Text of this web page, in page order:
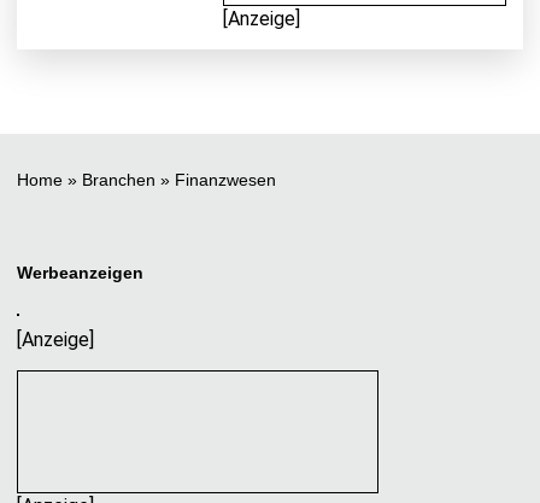
[Anzeige]
Home » Branchen » Finanzwesen
Werbeanzeigen
[Anzeige]